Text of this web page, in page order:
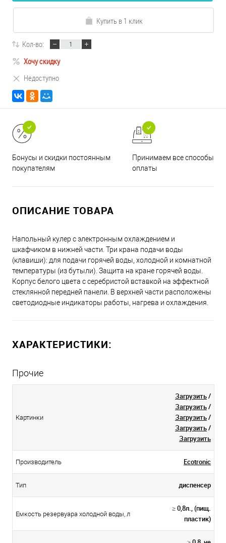
Купить в 1 клик
Кол-во:
Хочу скидку
Недоступно
Бонусы и скидки постоянным
покупателям
Принимаем все способы
оплаты
ОПИСАНИЕ ТОВАРА
Напольный кулер с электронным охлаждением и
шкафчиком в нижней части. Три крана подачи воды
(клавиши): для подачи горячей воды, холодной и комнатной
температуры (из бутыли). Защита на кране горячей воды.
Корпус белого цвета с серебристой вставкой на эффектной
стеклянной передней панели. В верхней части расположены
светодиодные индикаторы работы, нагрева и охлаждения.
ХАРАКТЕРИСТИКИ:
Прочие
Картинки
Загрузить/
Загрузить/
Загрузить/
Загрузить/
Загрузить
Производитель Ecotronic
Тип диспенсер
Емкость резервуара холодной воды, л
≥ 0,8л., (пищ.
пластик)